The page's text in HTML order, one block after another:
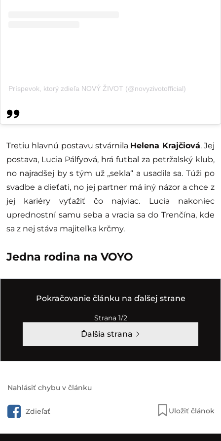
Príspevok, ktorý zdieľa NOVÝ ŽIVOT (@novyzivotofficial)
Tretiu hlavnú postavu stvárnila Helena Krajčiová. Jej
postava, Lucia Pálfyová, hrá futbal za petržalský klub,
no najradšej by s tým už „sekla“ a usadila sa. Túži po
svadbe a dieťati, no jej partner má iný názor a chce z
jej kariéry vyťažiť čo najviac. Lucia nakoniec
uprednostní samu seba a vracia sa do Trenčína, kde
sa z nej stáva majiteľka krčmy.
Jedna rodina na VOYO
Pokračovanie článku na ďalšej strane
Strana 1/2
Ďalšia strana
Nahlásiť chybu v článku
Zdieľať Uložiť článok